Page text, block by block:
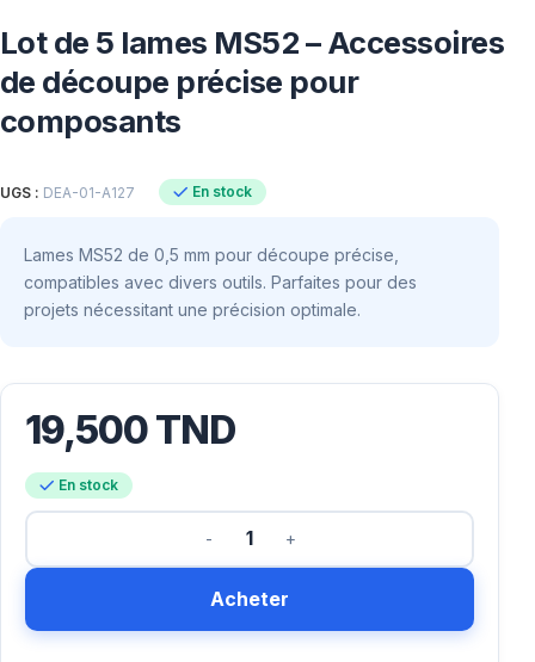
Lot de 5 lames MS52 – Accessoires
de découpe précise pour
composants
UGS : DEA-01-A127 En stock
Lames MS52 de 0,5 mm pour découpe précise,
compatibles avec divers outils. Parfaites pour des
projets nécessitant une précision optimale.
19,500TND
En stock
Acheter